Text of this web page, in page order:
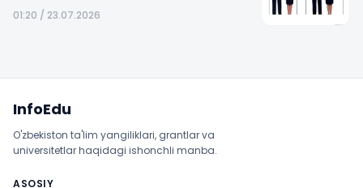
01:20 / 23.07.2026
InfoEdu
O'zbekiston ta'lim yangiliklari, grantlar va
universitetlar haqidagi ishonchli manba.
ASOSIY